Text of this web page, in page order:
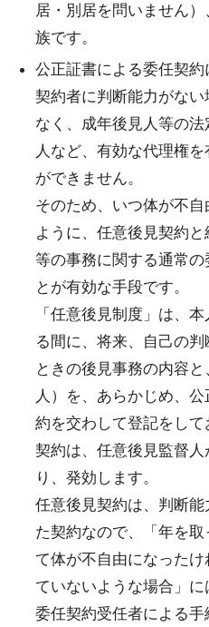
居・別居を問いません
族です。
公正証書による委任契約
契約者に判断能力がな
なく、成年後見人等の
人など、有効な代理権
ができません。
そのため、いつ体が不
ように、任意後見契約
等の事務に関する通常
とが有効な手段です。
「任意後見制度」は、
る間に、将来、自己の
ときの後見事務の内容
人）を、あらかじめ、
約を交わして登記をし
契約は、任意後見監督
り、発効します。
任意後見契約は、判断
た契約なので、「年を
て体が不自由になった
ていないような場合」に
委任契約受任者による